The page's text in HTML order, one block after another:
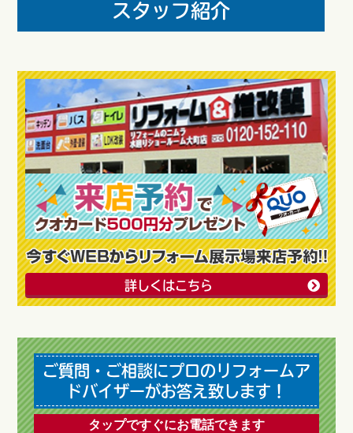
詳しくはこちら
ご質問・ご相談にプロのリフォームア
ドバイザーがお答え致します！
タップですぐにお電話できます